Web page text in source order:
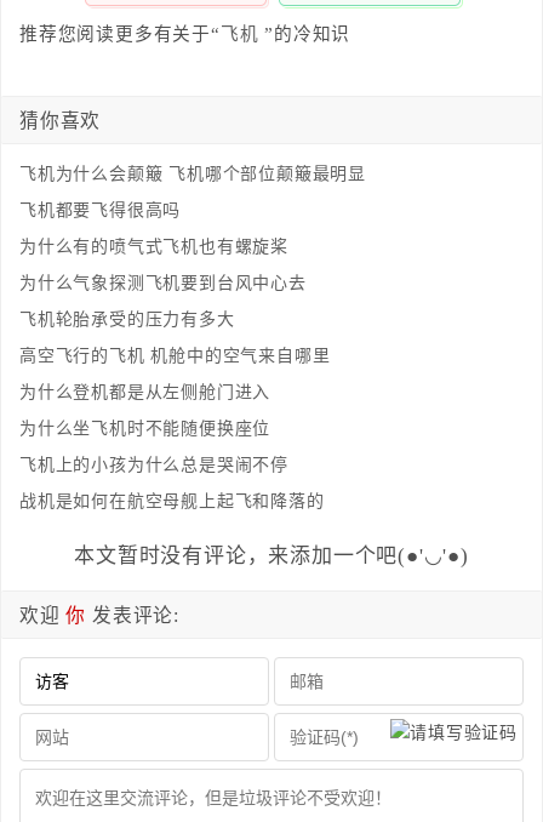
0% 0%
推荐您阅读更多有关于“飞机 ”的冷知识
猜你喜欢
飞机为什么会颠簸 飞机哪个部位颠簸最明显
飞机都要飞得很高吗
为什么有的喷气式飞机也有螺旋桨
为什么气象探测飞机要到台风中心去
飞机轮胎承受的压力有多大
高空飞行的飞机 机舱中的空气来自哪里
为什么登机都是从左侧舱门进入
为什么坐飞机时不能随便换座位
飞机上的小孩为什么总是哭闹不停
战机是如何在航空母舰上起飞和降落的
本文暂时没有评论，来添加一个吧(●'◡'●)
欢迎你 发表评论: